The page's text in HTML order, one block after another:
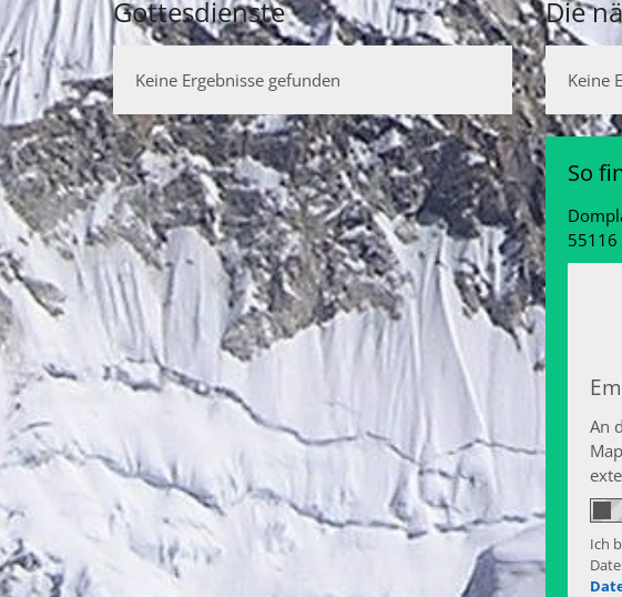
Die
Keine
Gottesdienste
Keine Ergebnisse gefunden
So
55116
An
Ich